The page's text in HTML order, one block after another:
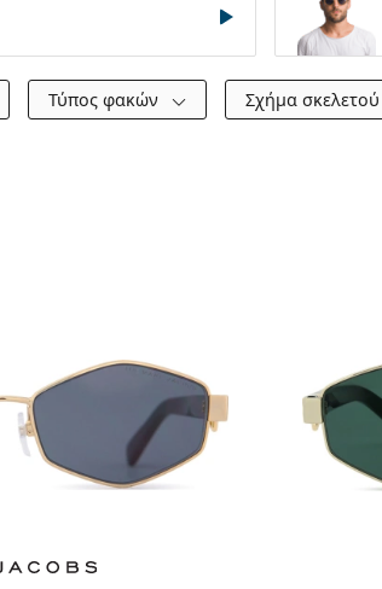
Τύπος φακών Σχήμα σκελετού